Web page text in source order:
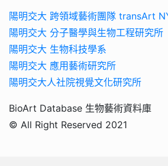
陽明交大 跨領域藝術團隊 transArt
陽明交大 分子醫學與生物工程研究所
陽明交大 生物科技學系
陽明交大 應用藝術研究所
陽明交大人社院視覺文化研究所
BioArt Database 生物藝術資料庫
© All Right Reserved 2021